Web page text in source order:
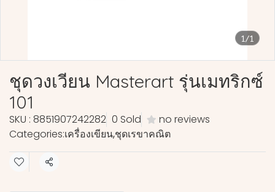
1/1
ชุดวงเวียน Masterart รุ่นเมทริกซ์
101
SKU : 8851907242282 0 Sold
no reviews
Categories:เครื่องเขียน,ชุดเรขาคณิต
Share